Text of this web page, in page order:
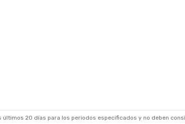
20 días para los periodos especificados y no deben